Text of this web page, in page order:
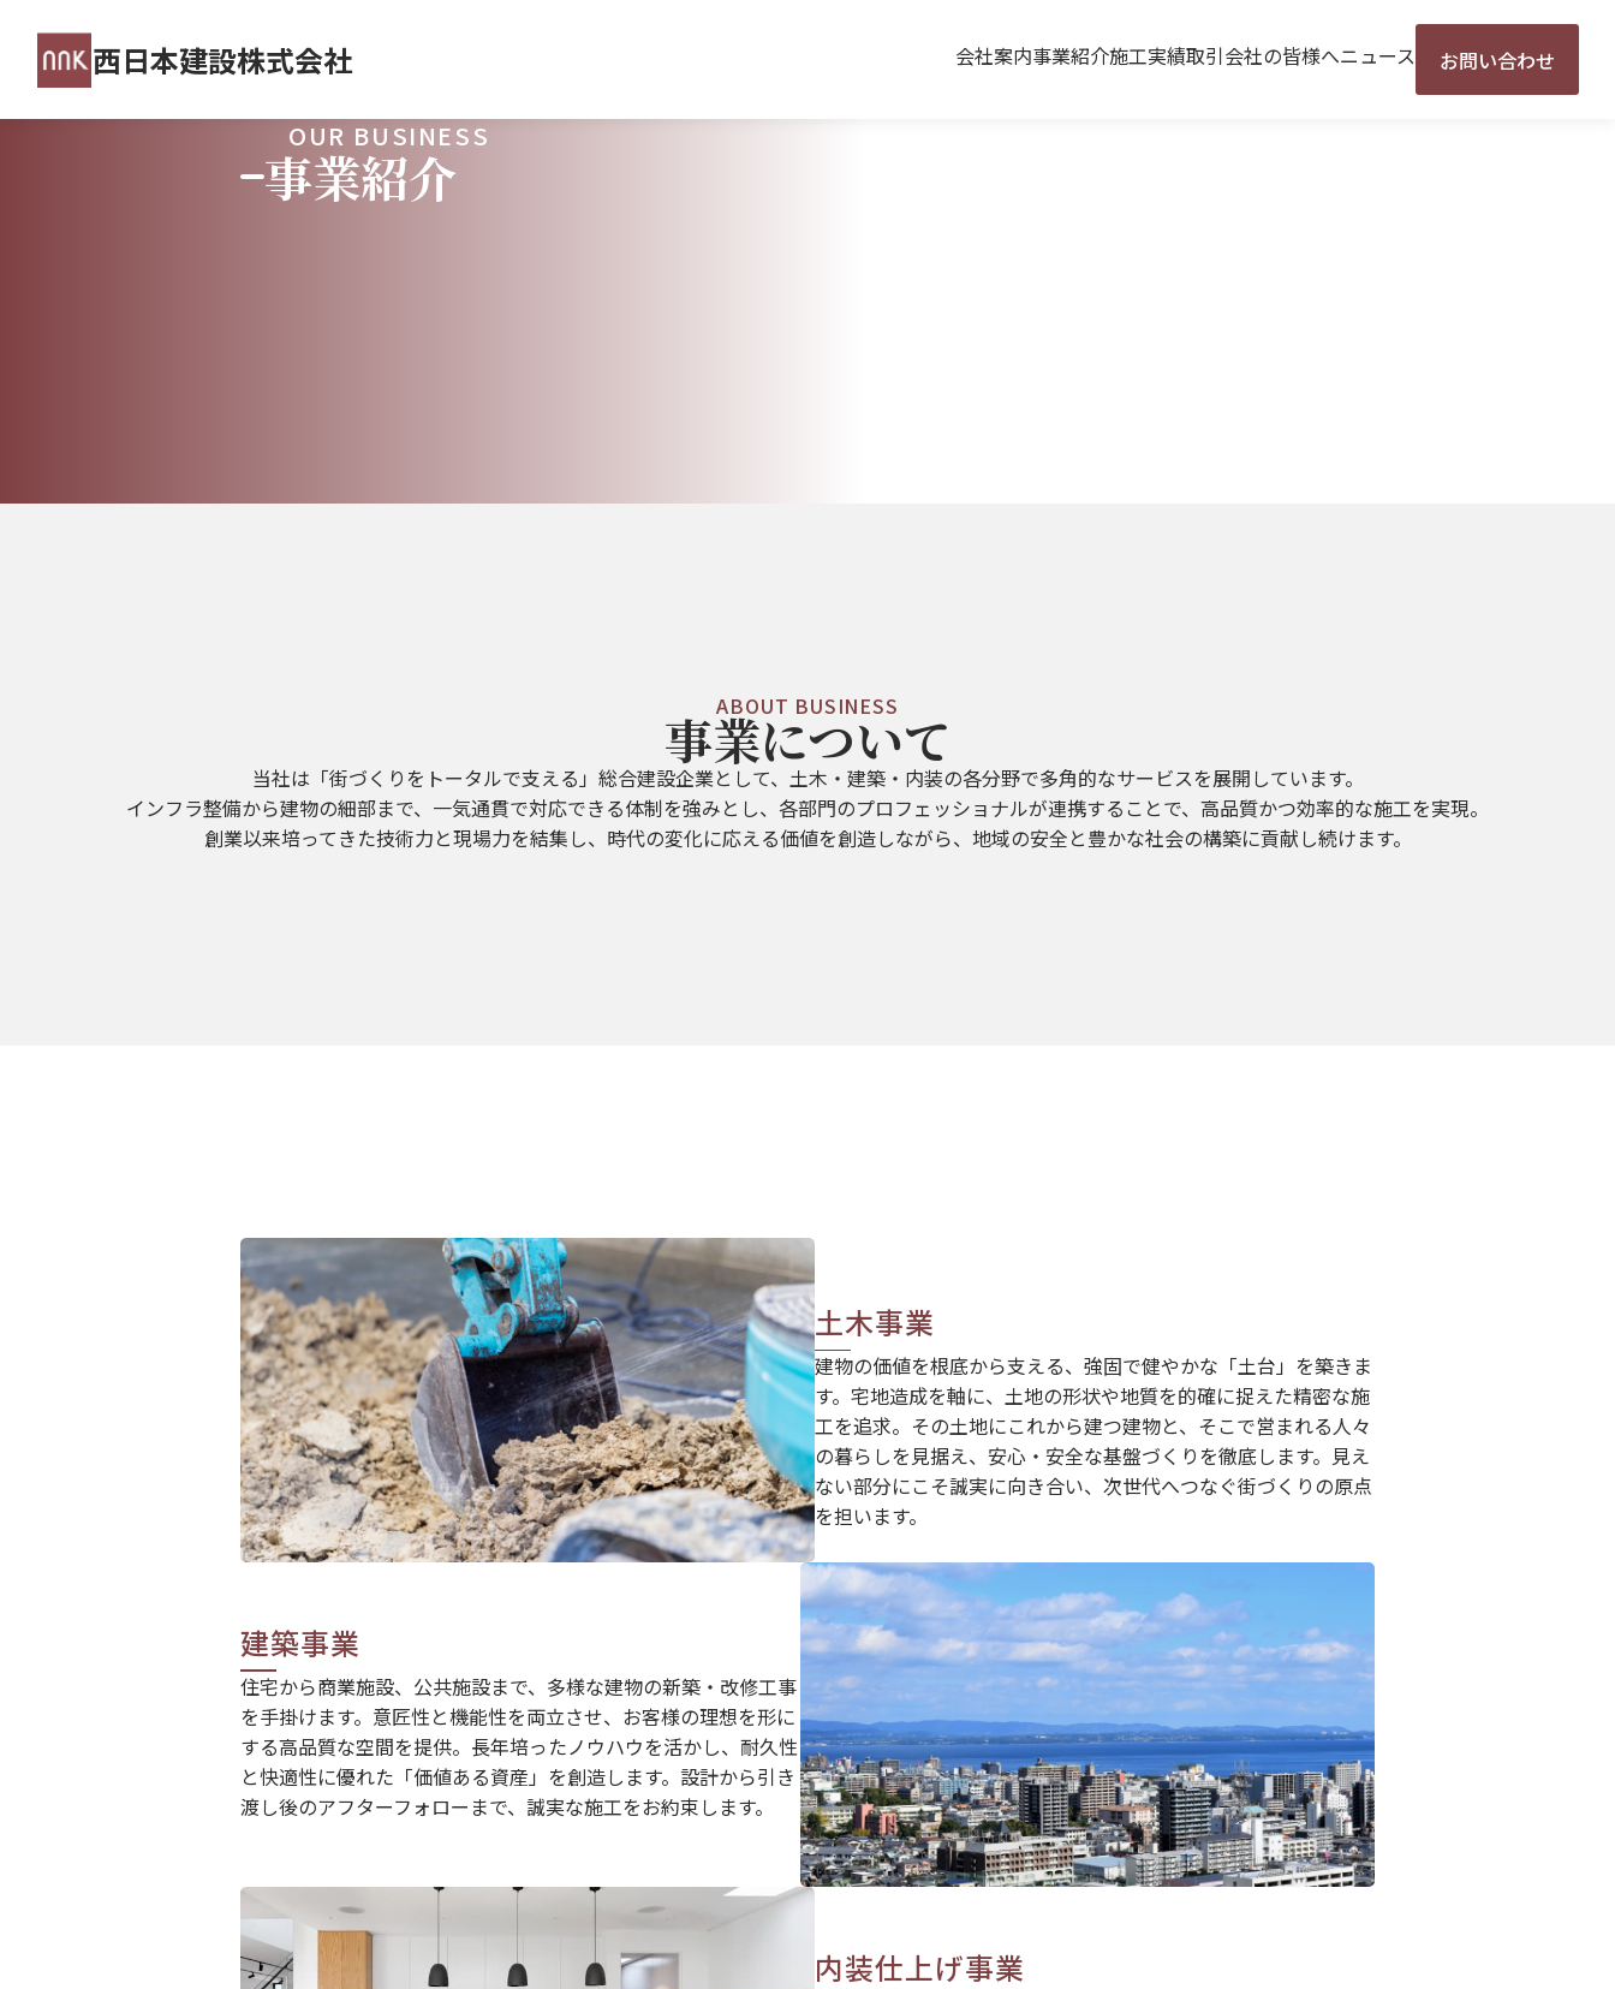
西日本建設株式会社 会社案内事業紹介施工実績取引会社の皆様へニュース お問い合わせ
OUR BUSINESS
事業紹介
ABOUT BUSINESS
事業について
当社は「街づくりをトータルで支える」総合建設企業として、土木・建築・内装の各分野で多角的なサービスを展開しています。
インフラ整備から建物の細部まで、一気通貫で対応できる体制を強みとし、各部門のプロフェッショナルが連携することで、高品質かつ効率的な施工を実現。
創業以来培ってきた技術力と現場力を結集し、時代の変化に応える価値を創造しながら、地域の安全と豊かな社会の構築に貢献し続けます。
土木事業
建物の価値を根底から支える、強固で健やかな「土台」を築きま
す。宅地造成を軸に、土地の形状や地質を的確に捉えた精密な施
工を追求。その土地にこれから建つ建物と、そこで営まれる人々
の暮らしを見据え、安心・安全な基盤づくりを徹底します。見え
ない部分にこそ誠実に向き合い、次世代へつなぐ街づくりの原点
を担います。
建築事業
住宅から商業施設、公共施設まで、多様な建物の新築・改修工事
を手掛けます。意匠性と機能性を両立させ、お客様の理想を形に
する高品質な空間を提供。長年培ったノウハウを活かし、耐久性
と快適性に優れた「価値ある資産」を創造します。設計から引き
渡し後のアフターフォローまで、誠実な施工をお約束します。
内装仕上げ事業